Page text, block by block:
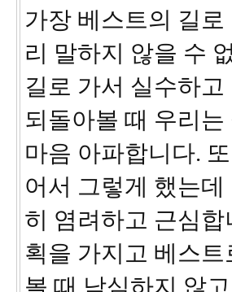
가장 베스트의 길
리 말하지 않을 수
길로 가서 실수하
되돌아볼 때 우리
마음 아파합니다.
어서 그렇게 했는
히 염려하고 근심
획을 가지고 베스
볼 때 낙심하지 않